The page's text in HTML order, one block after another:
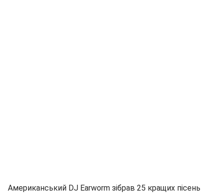
Американський DJ Earworm зібрав 25 кращих пісень